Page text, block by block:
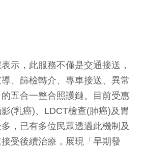
示，此服務不僅是交通接送，
、篩檢轉介、專車接送、異常
五合一整合照護鏈。目前受惠
(乳癌)、LDCT檢查(肺癌)及胃
，已有多位民眾透過此機制及
受後續治療，展現「早期發